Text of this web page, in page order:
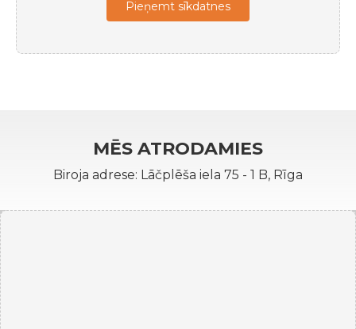
Pieņemt sīkdatnes
MĒS ATRODAMIES
Biroja adrese: Lāčplēša iela 75 - 1 B, Rīga